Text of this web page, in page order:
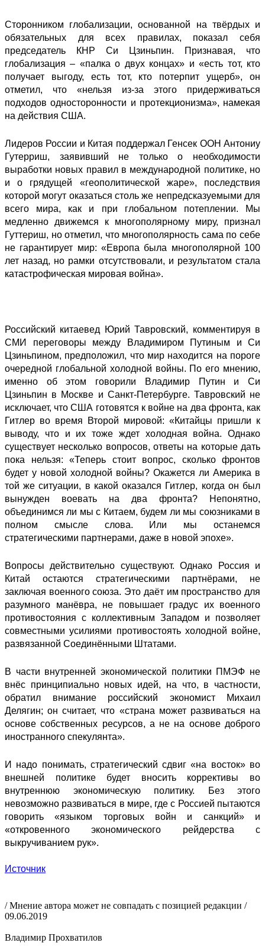
Сторонником глобализации, основанной на твёрдых и
обязательных для всех правилах, показал себя
председатель КНР Си Цзиньпин. Признавая, что
глобализация – «палка о двух концах» и «есть тот, кто
получает выгоду, есть тот, кто потерпит ущерб», он
отметил, что «нельзя из-за этого придерживаться
подходов односторонности и протекционизма», намекая
на действия США.
Лидеров России и Китая поддержал Генсек ООН Антониу
Гутерриш, заявивший не только о необходимости
выработки новых правил в международной политике, но
и о грядущей «геополитической жаре», последствия
которой могут оказаться столь же непредсказуемыми для
всего мира, как и при глобальном потеплении. Мы
медленно движемся к многополярному миру, признал
Гуттериш, но отметил, что многополярность сама по себе
не гарантирует мир: «Европа была многополярной 100
лет назад, но рамки отсутствовали, и результатом стала
катастрофическая мировая война».
Российский китаевед Юрий Тавровский, комментируя в
СМИ переговоры между Владимиром Путиным и Си
Цзиньпином, предположил, что мир находится на пороге
очередной глобальной холодной войны. По его мнению,
именно об этом говорили Владимир Путин и Си
Цзиньпин в Москве и Санкт-Петербурге. Тавровский не
исключает, что США готовятся к войне на два фронта, как
Гитлер во время Второй мировой: «Китайцы пришли к
выводу, что и их тоже ждет холодная война. Однако
существует несколько вопросов, ответы на которые дать
пока нельзя: «Теперь стоит вопрос, сколько фронтов
будет у новой холодной войны? Окажется ли Америка в
той же ситуации, в какой оказался Гитлер, когда он был
вынужден воевать на два фронта? Непонятно,
объединимся ли мы с Китаем, будем ли мы союзниками в
полном смысле слова. Или мы останемся
стратегическими партнерами, даже в новой эпохе».
Вопросы действительно существуют. Однако Россия и
Китай остаются стратегическими партнёрами, не
заключая военного союза. Это даёт им пространство для
разумного манёвра, не повышает градус их военного
противостояния с коллективным Западом и позволяет
совместными усилиями противостоять холодной войне,
развязанной Соединёнными Штатами.
В части внутренней экономической политики ПМЭФ не
внёс принципиально новых идей, на что, в частности,
обратил внимание российский экономист Михаил
Делягин; онсчитает, что «страна может развиваться на
основе собственных ресурсов, а не на основе доброго
иностранного спекулянта».
И надо понимать, стратегический сдвиг «на восток» во
внешней политике будет вносить коррективы во
внутреннюю экономическую политику. Без этого
невозможно развиваться в мире, где с Россией пытаются
говорить «языком торговых войн и санкций» и
«откровенного экономического рейдерства с
выкручиванием рук».
Источник
/ Мнение автора может не совпадать с позицией редакции /
09.06.2019
Владимир Прохватилов